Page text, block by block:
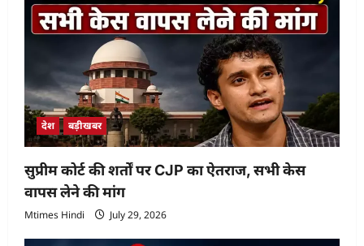
देश बड़ीखबर
सुप्रीम कोर्ट की शर्तों पर CJP का ऐतराज, सभी केस
वापस लेने की मांग
Mtimes Hindi July 29, 2026